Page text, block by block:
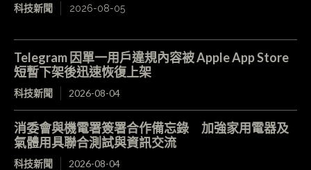
科技新聞 2026-08-05
Telegram 因單一用戶違規內容被 Apple App Store
短暫下架後迅速恢復上架
科技新聞 2026-08-04
消委會與機電署簽署合作備忘錄 加強家用電器及
氣體用具聯合測試與資訊交流
科技新聞 2026-08-04